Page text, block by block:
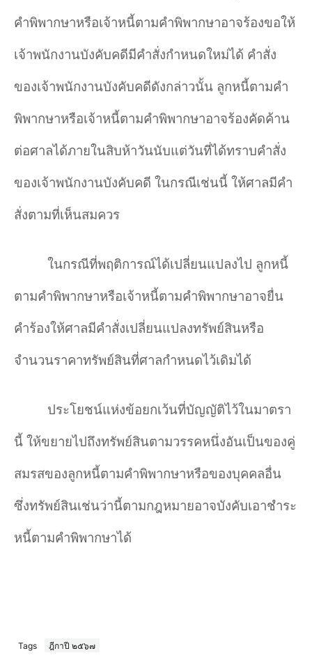
คำพิพากษาหรือเจ้าหนี้ตามคำพิพากษาอาจร้องขอให้
เจ้าพนักงานบังคับคดีมีคำสั่งกำหนดใหม่ได้ คำสั่ง
ของเจ้าพนักงานบังคับคดีดังกล่าวนั้น ลูกหนี้ตามคำ
พิพากษาหรือเจ้าหนี้ตามคำพิพากษาอาจร้องคัดค้าน
ต่อศาลได้ภายในสิบห้าวันนับแต่วันที่ได้ทราบคำสั่ง
ของเจ้าพนักงานบังคับคดี ในกรณีเช่นนี้ ให้ศาลมีคำ
สั่งตามที่เห็นสมควร
ในกรณีที่พฤติการณ์ได้เปลี่ยนแปลงไป ลูกหนี้
ตามคำพิพากษาหรือเจ้าหนี้ตามคำพิพากษาอาจยื่น
คำร้องให้ศาลมีคำสั่งเปลี่ยนแปลงทรัพย์สินหรือ
จำนวนราคาทรัพย์สินที่ศาลกำหนดไว้เดิมได้
ประโยชน์แห่งข้อยกเว้นที่บัญญัติไว้ในมาตรา
นี้ ให้ขยายไปถึงทรัพย์สินตามวรรคหนึ่งอันเป็นของคู่
สมรสของลูกหนี้ตามคำพิพากษาหรือของบุคคลอื่น
ซึ่งทรัพย์สินเช่นว่านี้ตามกฎหมายอาจบังคับเอาชำระ
หนี้ตามคำพิพากษาได้
Tags ฎีกาปี ๒๕๖๗